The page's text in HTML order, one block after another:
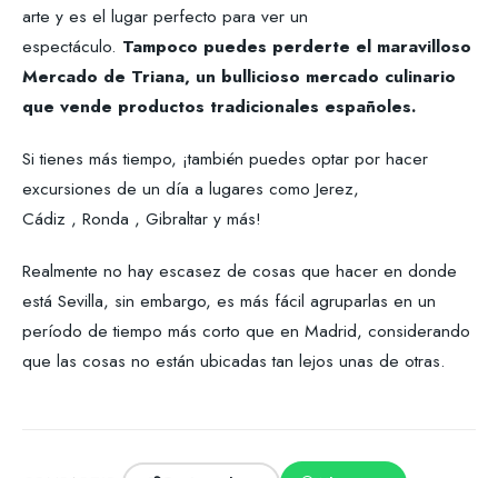
arte y es el lugar perfecto para ver un
espectáculo. Tampoco puedes perderte el maravilloso
Mercado de Triana, un bullicioso mercado culinario
que vende productos tradicionales españoles.
Si tienes más tiempo, ¡también puedes optar por hacer
excursiones de un día a lugares como Jerez,
Cádiz , Ronda , Gibraltar y más!
Realmente no hay escasez de cosas que hacer en donde
está Sevilla, sin embargo, es más fácil agruparlas en un
período de tiempo más corto que en Madrid, considerando
que las cosas no están ubicadas tan lejos unas de otras.